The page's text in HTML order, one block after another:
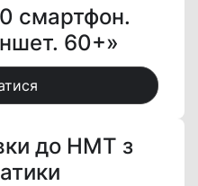
смартфон.
60+»
до НМТ з